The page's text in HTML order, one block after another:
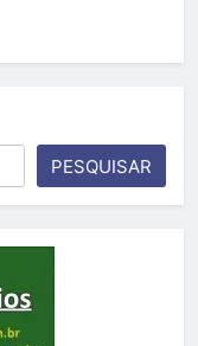
PESQUISAR